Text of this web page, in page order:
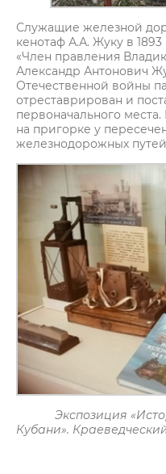
Служащие железной
кенотаф А.А. Жуку в
«Член правления
Александр Антонович
Отечественной войны
отреставрирован и
первоначального
на пригорке у
железнодорожных
Экспозиция
Кубани».